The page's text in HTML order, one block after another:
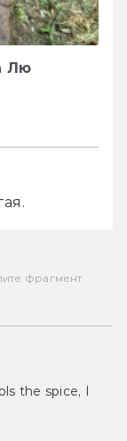
Лю
фрагмент
the spice, I